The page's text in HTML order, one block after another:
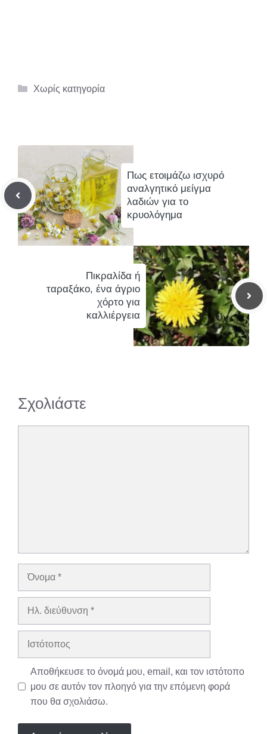
Κατηγορίες
Χωρίς κατηγορία
Πως ετοιμάζω ισχυρό
αναλγητικό μείγμα
λαδιών για το
κρυολόγημα
Πικραλίδα ή
ταραξάκο, ένα άγριο
χόρτο για
καλλιέργεια
Σχολιάστε
Όνομα
Ηλ.
Ιστότοπος
Αποθήκευσε το όνομά μου, email, και τον ιστότοπο
μου σε αυτόν τον πλοηγό για την επόμενη φορά
που θα σχολιάσω.